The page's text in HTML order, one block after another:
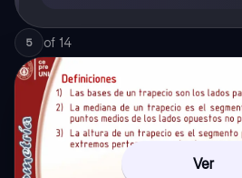
5 of 14
Ver